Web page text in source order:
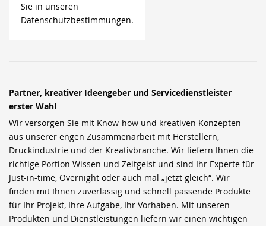
Sie in unseren
Datenschutzbestimmungen.
Partner, kreativer Ideengeber und Servicedienstleister
erster Wahl
Wir versorgen Sie mit Know-how und kreativen Konzepten
aus unserer engen Zusammenarbeit mit Herstellern,
Druckindustrie und der Kreativbranche. Wir liefern Ihnen die
richtige Portion Wissen und Zeitgeist und sind Ihr Experte für
Just-in-time, Overnight oder auch mal „jetzt gleich“. Wir
finden mit Ihnen zuverlässig und schnell passende Produkte
für Ihr Projekt, Ihre Aufgabe, Ihr Vorhaben. Mit unseren
Produkten und Dienstleistungen liefern wir einen wichtigen